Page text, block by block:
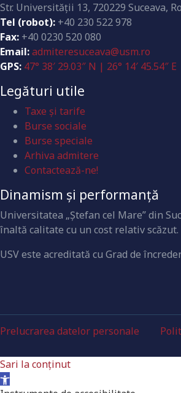
Str. Universităţii 13, 720229 Suceava,
Tel (robot): +40 230 522 978
Fax: +40 0230 520 080
Email:admiteresuceava@usm.ro
GPS: 47° 38′ 29.03″ N | 26° 14′ 45.54″ E
Legături utile
Taxe și tarife
Burse sociale
Burse speciale
Arhiva admitere
Contactează-ne!
Dinamism și performanță
Universitatea „Ştefan cel Mare” din
înaltă calitate cu un cost relativ scăzut.
USV este acreditată cu Grad de
Prelucrarea datelor personale
Sari la conținut
Deschide bara de unelte